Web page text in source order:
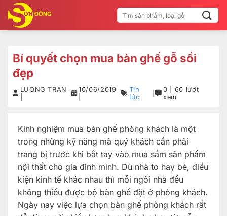
qua
nội
Tìm
kiếm:
Bí quyết chọn mua bàn ghế gỗ sồi
đẹp
LUONG TRAN
10/06/2019
Tin
tức
0 | 60 lượt
xem
Kinh nghiệm mua bàn ghế phòng khách là một
trong những kỹ năng mà quý khách cần phải
trang bị trước khi bắt tay vào mua sắm sản phẩm
nội thất cho gia đình mình. Dù nhà to hay bé, điều
kiện kinh tế khác nhau thì mỗi ngôi nhà đều
không thiếu được bộ bàn ghế đặt ở phòng khách.
Ngày nay việc lựa chọn bàn ghế phòng khách rất